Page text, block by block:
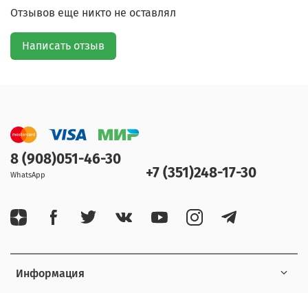
Отзывов еще никто не оставлял
Написать отзыв
Информация
8 (908)051-46-30
WhatsApp +7 (351)248-17-30